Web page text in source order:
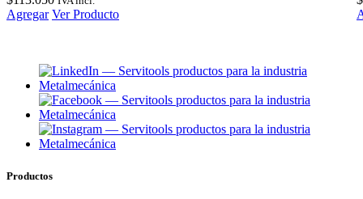
Agregar Ver Producto
Productos